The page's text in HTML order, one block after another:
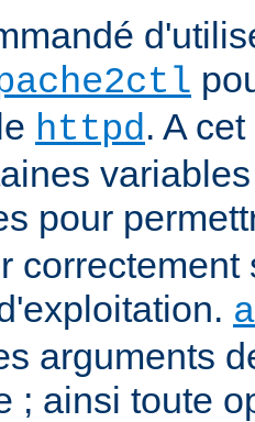
httpd. A
pour
correctement
arguments
; ainsi toute